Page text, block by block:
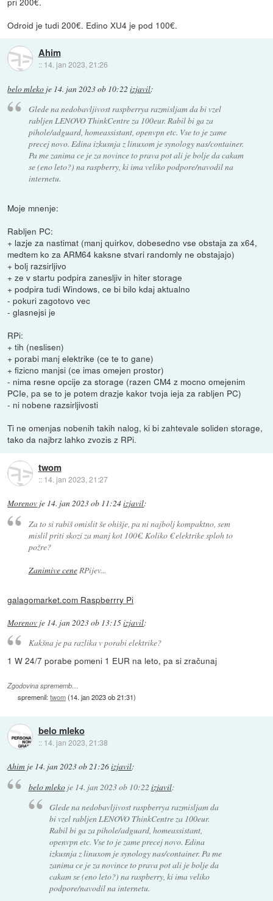
Odroid je tudi 200€. Edino XU4 je pod 100€.
Ahim
:: 14. jan 2023, 21:26
belo mleko je 14. jan 2023 ob 10:22 izjavil:
Glede na nedobavljivost raspberrya razmisljam da bi vzel
rabljen LENOVO ThinkCentre za 100eur. Rabil bi ga za
pihole/adguard, homeassistant, openvpn etc. Vse to je zame
precej novo. Edina izkusnja z linuxom je synology nas/container.
Pa me zanima ce je za novince to prava pot ali je bolje da cakam
se (eno leto?) na raspberry, ki ima veliko podpore/navodil na
internetu.
Moje mnenje:
Rabljen PC:
+ lazje za nastimat (manj quirkov, dobesedno vse obstaja za x64,
medtem ko za ARM64 kaksne stvari randomly ne obstajajo)
+ bolj razsirljivo
+ ze v startu podpira zanesljiv in hiter storage
+ podpira tudi Windows, ce bi bilo kdaj aktualno
- pokuri zagotovo vec
- glasnejsi je
RPi:
+ tih (neslisen)
+ porabi manj elektrike (ce te to gane)
+ fizicno manjsi (ce imas omejen prostor)
- nima resne opcije za storage (razen CM4 z mocno omejenim
PCIe, pa se to je potem drazje kakor tvoja ieja za rabljen PC)
- ni nobene razsirljivosti
Ti ne omenjas nobenih takih nalog, ki bi zahtevale soliden storage,
tako da najbrz lahko zvozis z RPi.
twom
:: 14. jan 2023, 21:27
Morenov je 14. jan 2023 ob 11:24izjavil:
Za to si rabiš omislit še ohišje, pa ni najbolj kompaktno, sem
mislil priti skozi za manj kot 100€. Koliko € elektrike sploh to
požre?
Zanimive ceneRPijev...
galagomarket.com Raspberrry Pi
Morenov je 14. jan 2023 ob 13:15izjavil:
Kakšna je pa razlika v porabi elektrike?
1 W 24/7 porabe pomeni 1 EUR na leto, pa si zračunaj
Zgodovina sprememb…
spremenil:twom(14. jan 2023 ob 21:31)
belo mleko
:: 14. jan 2023, 21:38
Ahim je 14. jan 2023 ob 21:26izjavil:
belo mlekoje 14. jan 2023 ob 10:22 izjavil:
Glede na nedobavljivost raspberrya razmisljam da
bi vzel rabljen LENOVO ThinkCentre za 100eur.
Rabil bi ga za pihole/adguard, homeassistant,
openvpn etc. Vse to je zame precej novo. Edina
izkusnja z linuxom je synology nas/container. Pa me
zanima ce je za novince to prava pot ali je bolje da
cakam se (eno leto?) na raspberry, ki ima veliko
podpore/navodil na internetu.